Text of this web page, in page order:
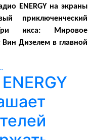
ENERGY на экраны
приключенческий
икса: Мировое
Вин Дизелем в главной